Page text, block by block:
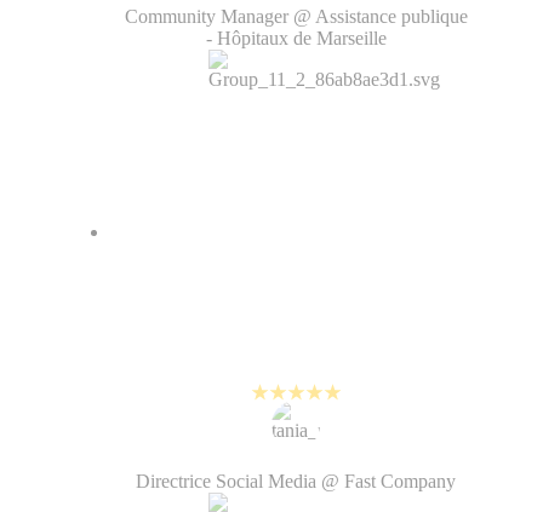
Community Manager @ Assistance publique
- Hôpitaux de Marseille
Directrice Social Media @ Fast Company